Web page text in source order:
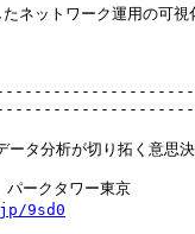
タ分析が切り拓く意思
ークタワー東京
9sd0